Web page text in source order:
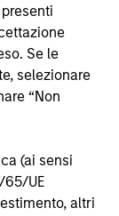
Se le
selezionare
“Non
(ai sensi
65/UE
altri
può
sia in senso
e, di
Stanley
i comparti non
giurisdizioni
alle